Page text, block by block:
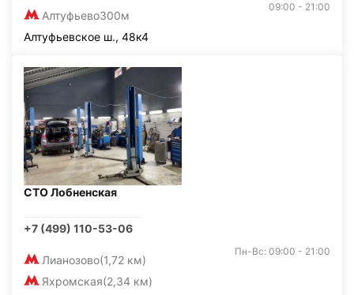
Алтуфьево300м
09:00 - 21:00
Алтуфьевское ш., 48к4
СТО Лобненская
+7 (499) 110-53-06
Лианозово(1,72 км)
Яхромская(2,34 км)
Пн-Вс: 09:00 - 21:00